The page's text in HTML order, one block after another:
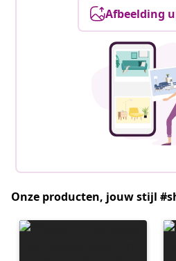
Afbeelding
Onze producten, jouw stijl